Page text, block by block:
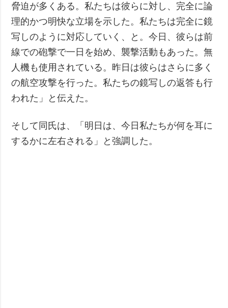
脅迫が多くある。私たちは彼らに対し、完全に論
理的かつ明快な立場を示した。私たちは完全に鏡
写しのように対応していく、と。今日、彼らは前
線での砲撃で一日を始め、襲撃活動もあった。無
人機も使用されている。昨日は彼らはさらに多く
の航空攻撃を行った。私たちの鏡写しの返答も行
われた」と伝えた。
そして同氏は、「明日は、今日私たちが何を耳に
するかに左右される」と強調した。